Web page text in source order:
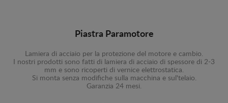
Piastra Paramotore
Lamiera di acciaio per la protezione del motore e cambio.
I nostri prodotti sono fatti di lamiera di acciaio di spessore di 2-3
mm e sono ricoperti di vernice elettrostatica.
Si monta senza modifiche sulla macchina e sul'telaio.
Garanzia 24 mesi.